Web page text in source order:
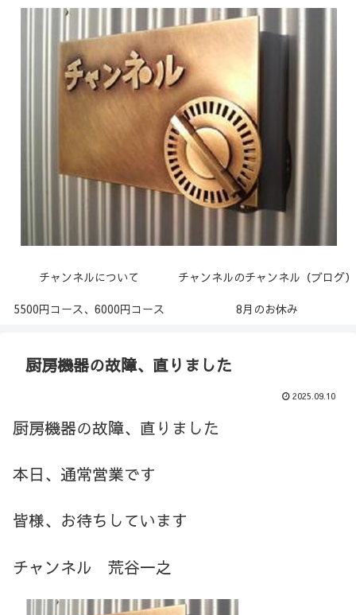
チャンネルについて
チャンネルのチャンネル（ブログ）
5500円コース、6000円コース
8月のお休み
厨房機器の故障、直りました
2025.09.10
厨房機器の故障、直りました
本日、通常営業です
皆様、お待ちしています
チャンネル 荒谷一之